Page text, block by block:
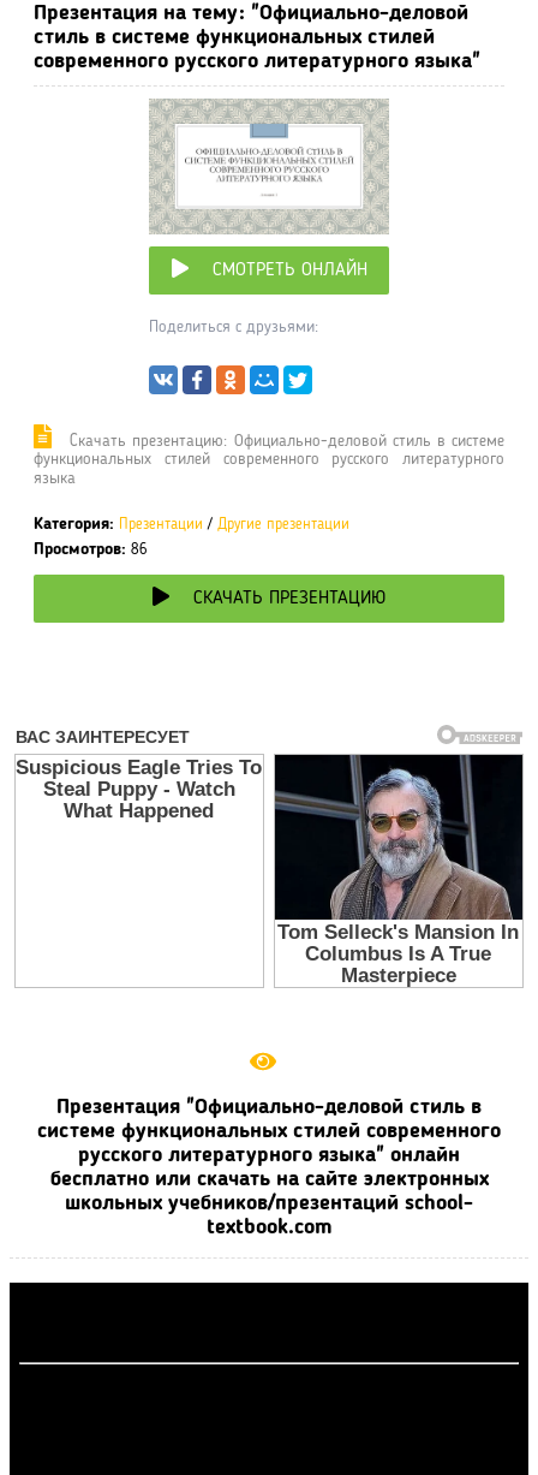
Презентация на тему: "Официально-деловой
стиль в системе функциональных стилей
современного русского литературного языка"
СМОТРЕТЬ ОНЛАЙН
Поделиться с друзьями:
Cкачать презентацию: Официально-деловой стиль в системе
функциональных стилей современного русского литературного
языка
Категория: Презентации / Другие презентации
Просмотров: 86
СКАЧАТЬ ПРЕЗЕНТАЦИЮ
Презентация "Официально-деловой стиль в
системе функциональных стилей современного
русского литературного языка" онлайн
бесплатно или скачать на сайте электронных
школьных учебников/презентаций school-
textbook.com